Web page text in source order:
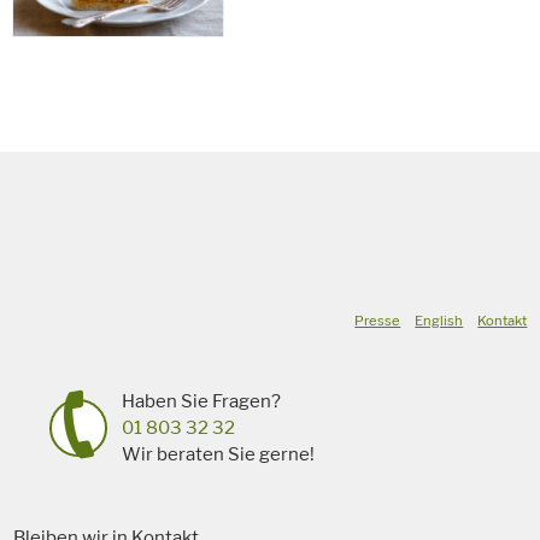
Presse English Kontakt
Haben Sie Fragen?
01 803 32 32
Wir beraten Sie gerne!